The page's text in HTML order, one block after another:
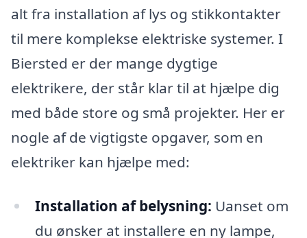
alt fra installation af lys og stikkontakter
til mere komplekse elektriske systemer. I
Biersted er der mange dygtige
elektrikere, der står klar til at hjælpe dig
med både store og små projekter. Her er
nogle af de vigtigste opgaver, som en
elektriker kan hjælpe med:
Installation af belysning: Uanset om
du ønsker at installere en ny lampe,